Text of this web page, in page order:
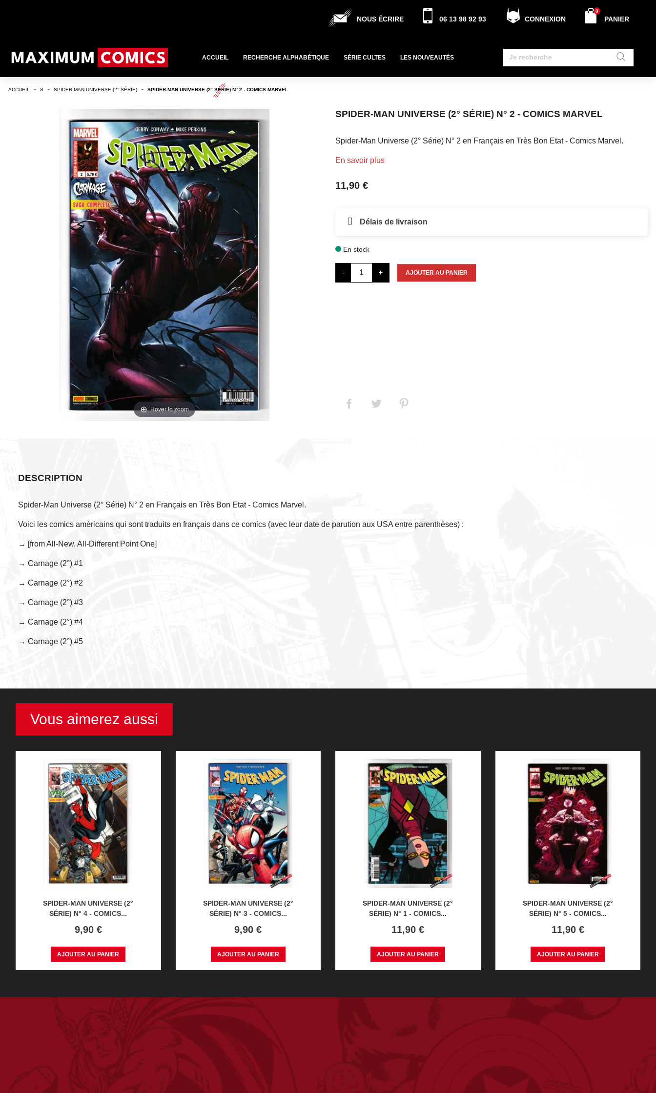
NOUS ÉCRIRE 06 13 98 92 93 CONNEXION PANIER
0
ACCUEIL RECHERCHE ALPHABÉTIQUE SÉRIE CULTES LES NOUVEAUTÉS
ACCUEIL S SPIDER-MAN UNIVERSE (2° SÉRIE) SPIDER-MAN UNIVERSE (2° SÉRIE) N° 2 - COMICS MARVEL
Hover to zoom
SPIDER-MAN UNIVERSE (2° SÉRIE) N° 2 - COMICS MARVEL
Spider-Man Universe (2° Série) N° 2 en Français en Très Bon Etat - Comics Marvel.
En savoir plus
11,90 €
Délais de livraison
En stock
- + AJOUTER AU PANIER
DESCRIPTION
Spider-Man Universe (2° Série) N° 2 en Français en Très Bon Etat - Comics Marvel.
Voici les comics américains qui sont traduits en français dans ce comics (avec leur date de parution aux USA entre parenthèses) :
→ [from All-New, All-Different Point One]
→ Carnage (2°) #1
→ Carnage (2°) #2
→ Carnage (2°) #3
→ Carnage (2°) #4
→ Carnage (2°) #5
Vous aimerez aussi
SPIDER-MAN UNIVERSE (2°
SÉRIE) N° 4 - COMICS...
Prix
9,90 €
AJOUTER AU PANIER
SPIDER-MAN UNIVERSE (2°
SÉRIE) N° 3 - COMICS...
Prix
9,90 €
AJOUTER AU PANIER
SPIDER-MAN UNIVERSE (2°
SÉRIE) N° 1 - COMICS...
Prix
11,90 €
AJOUTER AU PANIER
SPIDER-MAN UNIVERSE (2°
SÉRIE) N° 5 - COMICS...
Prix
11,90 €
AJOUTER AU PANIER